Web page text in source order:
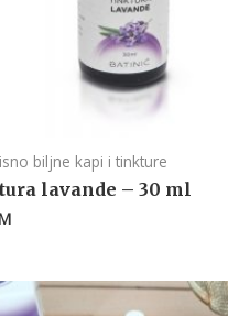
biljne kapi i tinkture
lavande – 30 ml